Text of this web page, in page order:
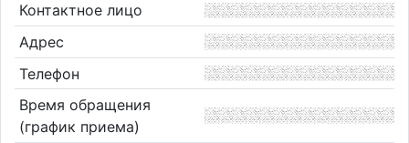
Контактное лицо
Адрес
Телефон
Время обращения
(график приема)